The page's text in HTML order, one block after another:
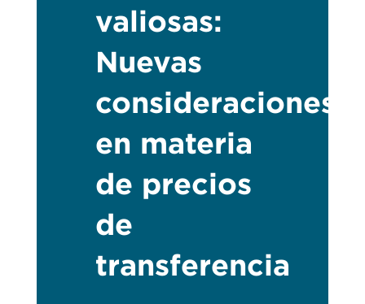
valiosas:
Nuevas
consideraciones
en materia
de precios
de
transferencia